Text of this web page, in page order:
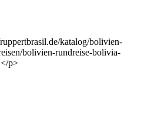
katalog/bolivien-
bolivien-rundreise-bolivia-
p>